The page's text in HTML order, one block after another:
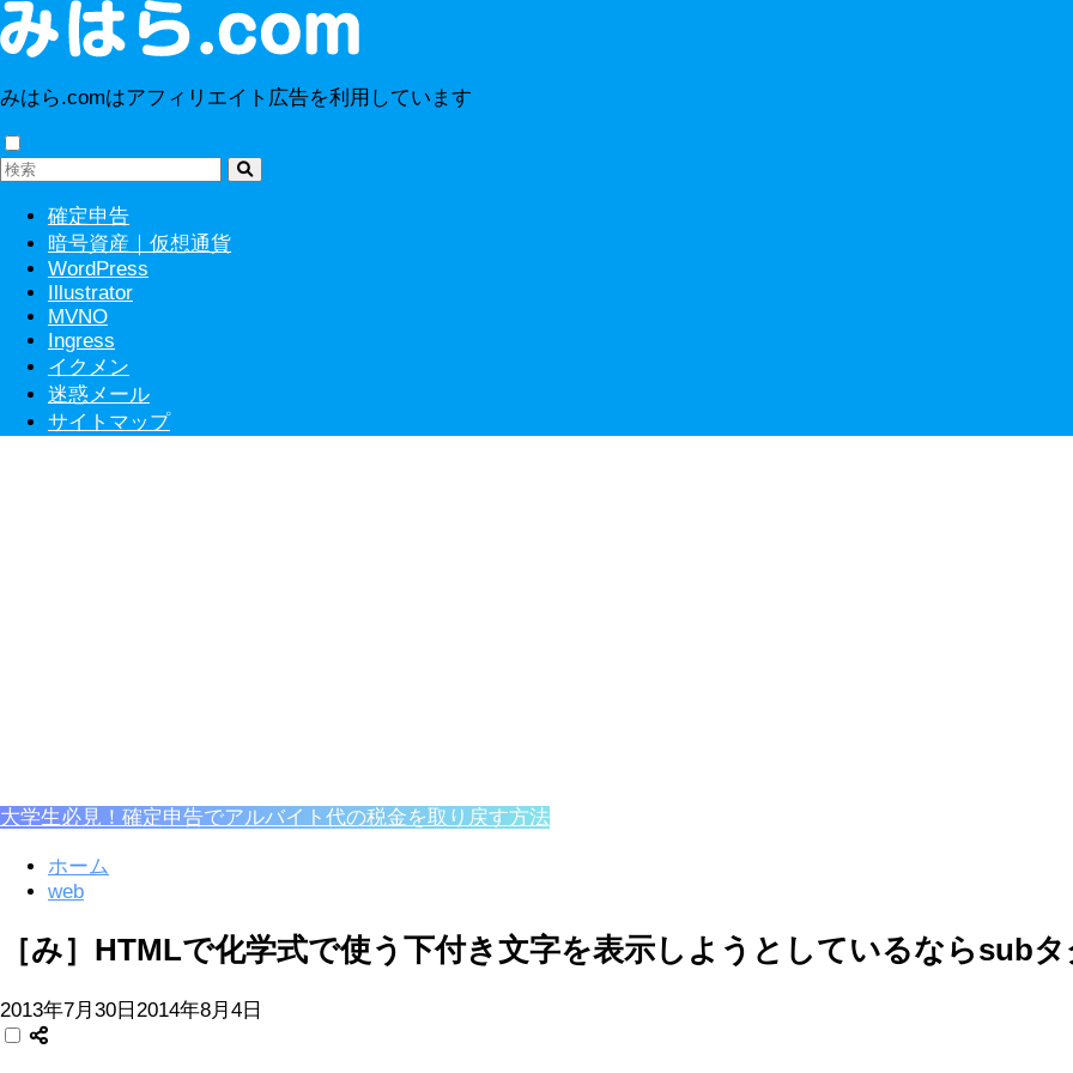
みはら.comはアフィリエイト広告を利用しています
確定申告
暗号資産｜仮想通貨
WordPress
Illustrator
MVNO
Ingress
イクメン
迷惑メール
サイトマップ
大学生必見！確定申告でアルバイト代の税金を取り戻す方法
ホーム
web
［み］HTMLで化学式で使う下付き文字を表示しようとしているならsubタ
2013年7月30日 2014年8月4日